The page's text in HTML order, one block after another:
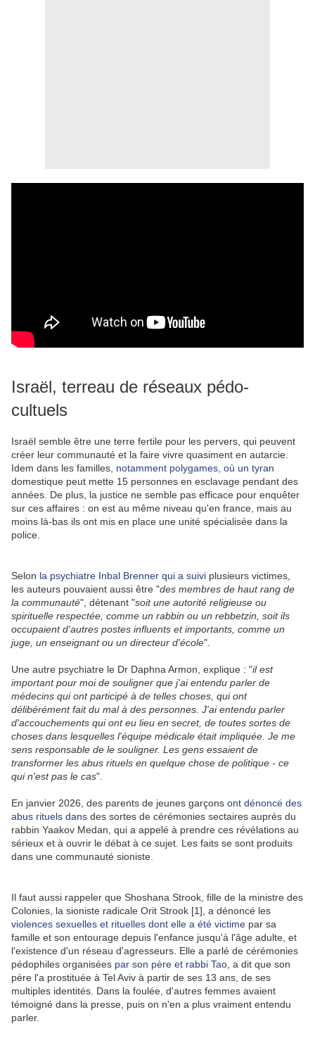
Israël, terreau de réseaux pédo-
cultuels
Israël semble être une terre fertile pour les pervers, qui peuvent
créer leur communauté et la faire vivre quasiment en autarcie.
Idem dans les familles, notamment polygames, où un tyran
domestique peut mette 15 personnes en esclavage pendant des
années. De plus, la justice ne semble pas efficace pour enquêter
sur ces affaires : on est au même niveau qu'en france, mais au
moins là-bas ils ont mis en place une unité spécialisée dans la
police.
Selon la psychiatre Inbal Brenner qui a suivi plusieurs victimes,
les auteurs pouvaient aussi être "des membres de haut rang de
la communauté", détenant "soit une autorité religieuse ou
spirituelle respectée, comme un rabbin ou un rebbetzin, soit ils
occupaient d'autres postes influents et importants, comme un
juge, un enseignant ou un directeur d'école".
Une autre psychiatre le Dr Daphna Armon, explique : "il est
important pour moi de souligner que j'ai entendu parler de
médecins qui ont participé à de telles choses, qui ont
délibérément fait du mal à des personnes. J'ai entendu parler
d'accouchements qui ont eu lieu en secret, de toutes sortes de
choses dans lesquelles l'équipe médicale était impliquée. Je me
sens responsable de le souligner. Les gens essaient de
transformer les abus rituels en quelque chose de politique - ce
qui n'est pas le cas".
En janvier 2026, des parents de jeunes garçons ont dénoncé des
abus rituels dans des sortes de cérémonies sectaires auprès du
rabbin Yaakov Medan, qui a appelé à prendre ces révélations au
sérieux et à ouvrir le débat à ce sujet. Les faits se sont produits
dans une communauté sioniste.
Il faut aussi rappeler que Shoshana Strook, fille de la ministre des
Colonies, la sioniste radicale Orit Strook [1], a dénoncé les
violences sexuelles et rituelles dont elle a été victime par sa
famille et son entourage depuis l'enfance jusqu'à l'âge adulte, et
l'existence d'un réseau d'agresseurs. Elle a parlé de cérémonies
pédophiles organisées par son père et rabbi Tao , a dit que son
père l'a prostituée à Tel Aviv à partir de ses 13 ans, de ses
multiples identités. Dans la foulée, d'autres femmes avaient
témoigné dans la presse, puis on n'en a plus vraiment entendu
parler.